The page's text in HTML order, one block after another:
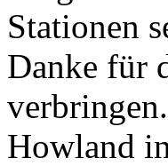
Stationen
Danke für
Howland